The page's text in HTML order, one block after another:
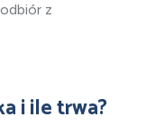
z
i ile trwa?